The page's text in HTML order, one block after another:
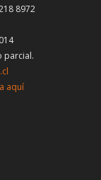
8972
parcial.
aquí